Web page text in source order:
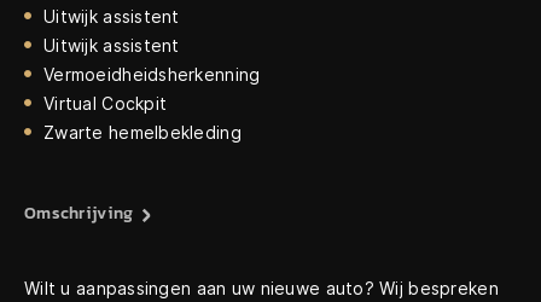
Uitwijk assistent
Uitwijk assistent
Vermoeidheidsherkenning
Virtual Cockpit
Zwarte hemelbekleding
Omschrijving
Wilt u aanpassingen aan uw nieuwe auto? Wij bespreken